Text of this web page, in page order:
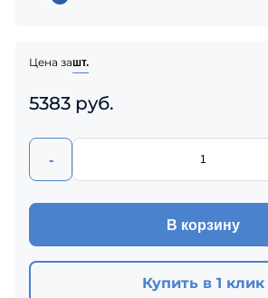
Цена зашт.
5383 руб.
-
В корзину
Купить в 1 клик